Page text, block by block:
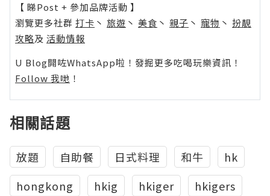
【 睇Post + 參加品牌活動 】
瀏覽更多社群 打卡 丶 旅遊 丶 美食 丶 親子 丶 寵物 丶 扮靚
攻略及 活動情報
U Blog開咗WhatsApp啦！發掘更多吃喝玩樂資訊！
Follow 我哋 ！
相關話題
放題 自助餐 日式料理 和牛
hk
hongkong
hkig hkiger
hkigers